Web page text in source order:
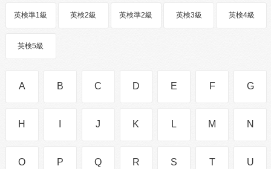
英検準1級 英検2級 英検準2級 英検3級 英検4級
英検5級
A B C D E F G
H J K L M N
O P Q R S T U